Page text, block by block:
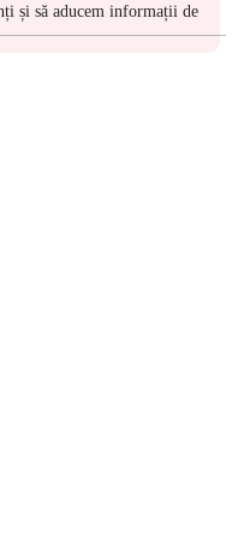
și să aducem informații de